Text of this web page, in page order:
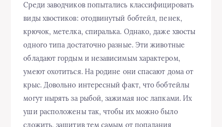
Среди заводчиков попытались классифицировать
виды хвостиков: отодвинутый бобтейл, пенек,
крючок, метелка, спиралька. Однако, даже хвосты
одного типа достаточно разные. Эти животные
обладают гордым и независимым характером,
умеют охотиться. На родине они спасают дома от
крыс. Довольно интересный факт, что бобтейлы
могут нырять за рыбой, зажимая нос лапками. Их
уши расположены так, чтобы их можно было
сложить, защитив тем самым от попадания